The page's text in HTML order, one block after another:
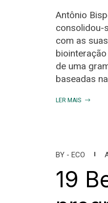
Antônio
consolidou-
com as
de uma
baseadas
LER MAIS
BY - ECO
19